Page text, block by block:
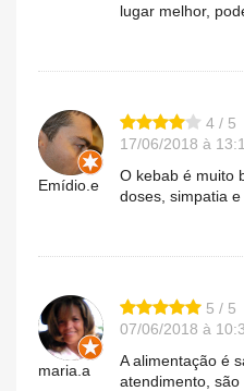
lugar melhor,
Emídio.e
4 / 5
17/06/2018 à
O kebab é muito
doses, simpatia
maria.a
5 / 5
07/06/2018 à
A alimentação é
atendimento,